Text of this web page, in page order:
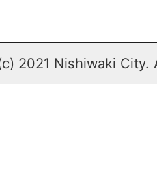
2021 Nishiwaki City.